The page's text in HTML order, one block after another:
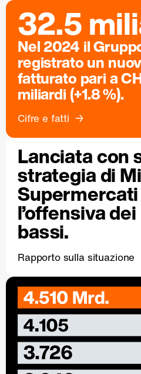
32.5
Nel 2024 il
registrato un
fatturato pari a
miliardi (+1.8 %).
Cifre e fatti
Lanciata con
strategia di
l’offensiva
bassi.
Rapporto sulla situazione